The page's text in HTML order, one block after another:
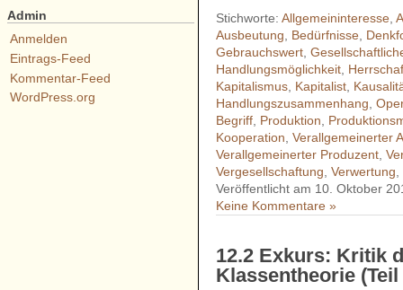
Stichworte:Allgemeininteresse ,
Ausbeutung
Bedürfnisse
Gebrauchswert ,
Handlungsmöglichkeit
Kapitalismus Kapitalist
Handlungszusammenhang ,
Begriff Produktion
Kooperation ,Verallgemeinerter
Verallgemeinerter Produzent ,
Vergesellschaftung ,Verwertung
Veröffentlicht am 10. Oktober
Keine Kommentare »
12.2 Exkurs: Kritik
Klassentheorie (Teil
Admin
Anmelden
Eintrags-Feed
Kommentar-Feed
WordPress.org